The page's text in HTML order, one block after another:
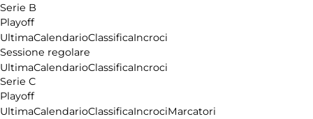
Serie B
Playoff
UltimaCalendarioClassificaIncroci
Sessione regolare
UltimaCalendarioClassificaIncroci
Serie C
Playoff
UltimaCalendarioClassificaIncrociMarcatori